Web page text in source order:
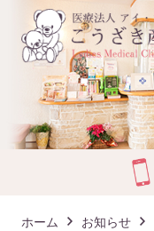
ホーム お知らせ